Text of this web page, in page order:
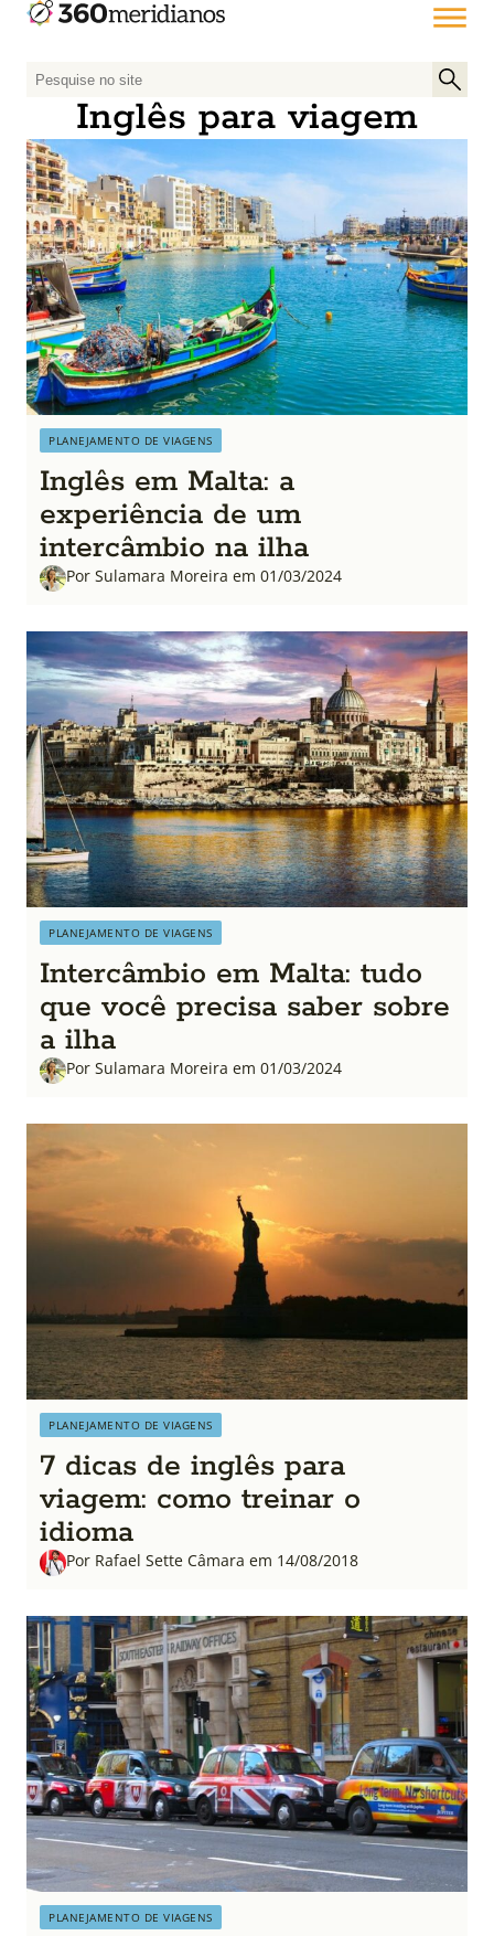
P
q
u
i
s
a
r
p
o
r
:
Inglês para viagem
PLANEJAMENTO DE VIAGENS
Inglês em Malta: a
experiência de um
intercâmbio na ilha
Por Sulamara Moreira em 01/03/2024
PLANEJAMENTO DE VIAGENS
Intercâmbio em Malta: tudo
que você precisa saber sobre
a ilha
Por Sulamara Moreira em 01/03/2024
PLANEJAMENTO DE VIAGENS
7 dicas de inglês para
viagem: como treinar o
idioma
Por Rafael Sette Câmara em 14/08/2018
PLANEJAMENTO DE VIAGENS